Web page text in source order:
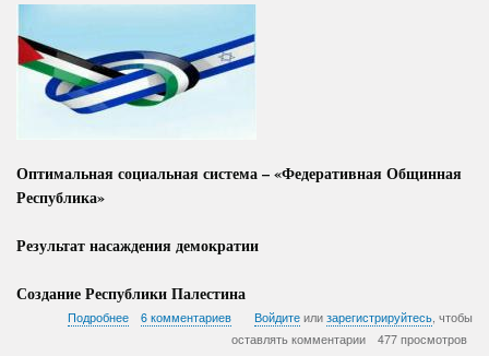
Оптимальная социальная система – «Федеративная Общинная
Республика»
Результат насаждения демократии
Создание Республики Палестина
Подробнеео
6 комментариев Войдите или зарегистрируйтесь, чтобы
оставлять комментарии
477 просмотров